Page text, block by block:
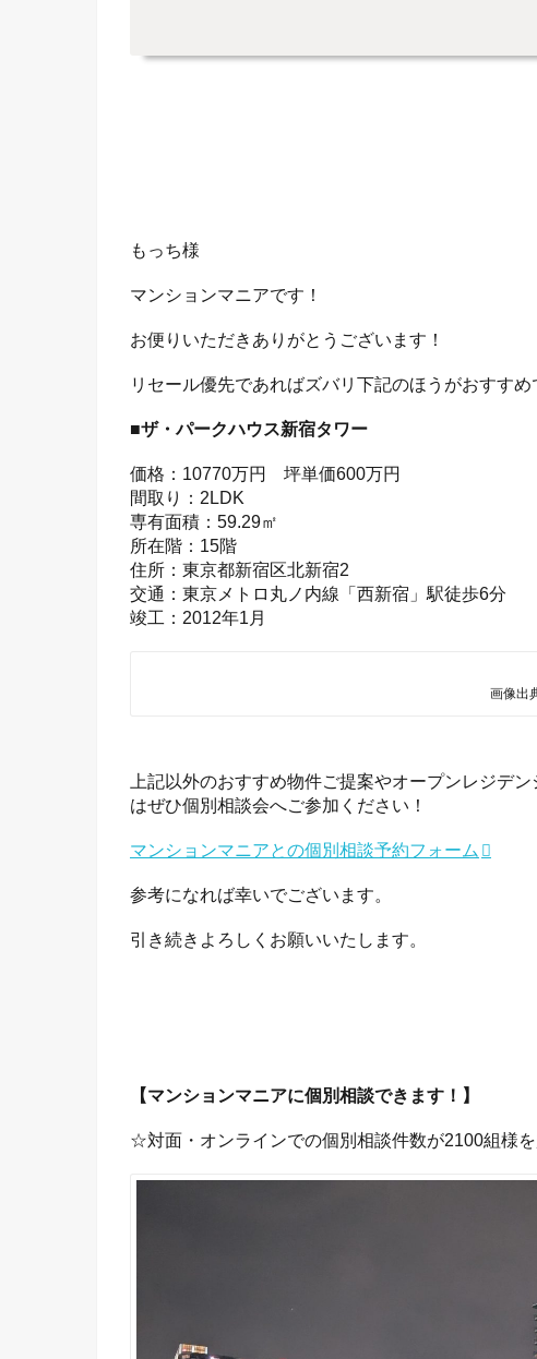
もっち様
マンションマニアです！
お便りいただきありがとうございます！
リセール優先であればズバリ下記のほうがおすすめ
■ザ・パークハウス新宿タワー
価格：10770万円 坪単価600万円
間取り：2LDK
専有面積：59.29㎡
所在階：15階
住所：東京都新宿区北新宿2
交通：東京メトロ丸ノ内線「西新宿」駅徒歩6分
竣工：2012年1月
画像出
上記以外のおすすめ物件ご提案やオープンレジデ
はぜひ個別相談会へご参加ください！
マンションマニアとの個別相談予約フォーム
参考になれば幸いでございます。
引き続きよろしくお願いいたします。
【マンションマニアに個別相談できます！】
☆対面・オンラインでの個別相談件数が2100組様